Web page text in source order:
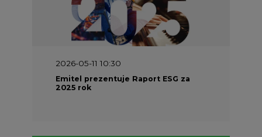
2026-05-11 10:30
Emitel prezentuje Raport ESG za
2025 rok